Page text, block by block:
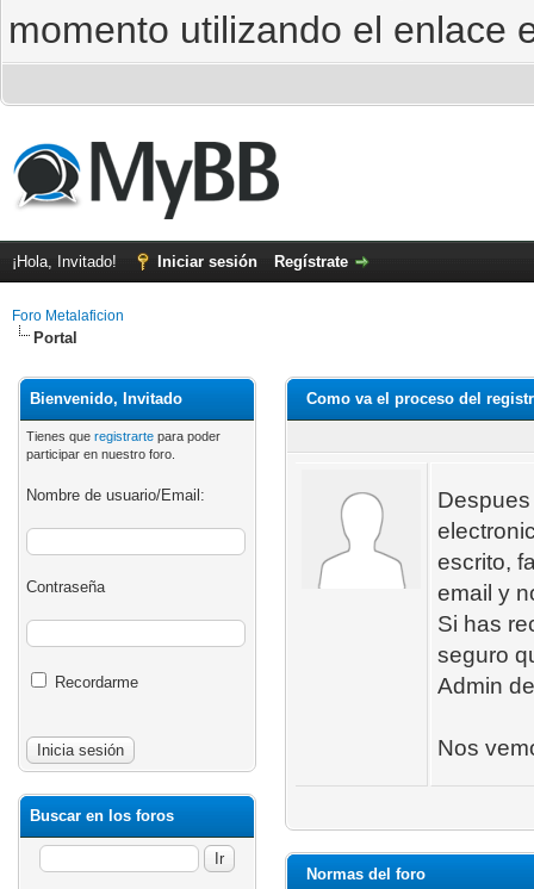
momento utilizando el enlace
¡Hola, Invitado! Iniciar sesión Regístrate
Foro Metalaficion
Portal
Bienvenido, Invitado
Tienes que registrarte para poder
participar en nuestro foro.
Nombre de usuario/Email:
Contraseña
Recordarme
Buscar en los foros
Como va el proceso del
escrito,
email y
Si has
seguro
Admin
Nos
Normas del foro